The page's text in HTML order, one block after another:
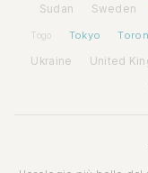
Sudan Sweden
Togo Tokyo
Ukraine United